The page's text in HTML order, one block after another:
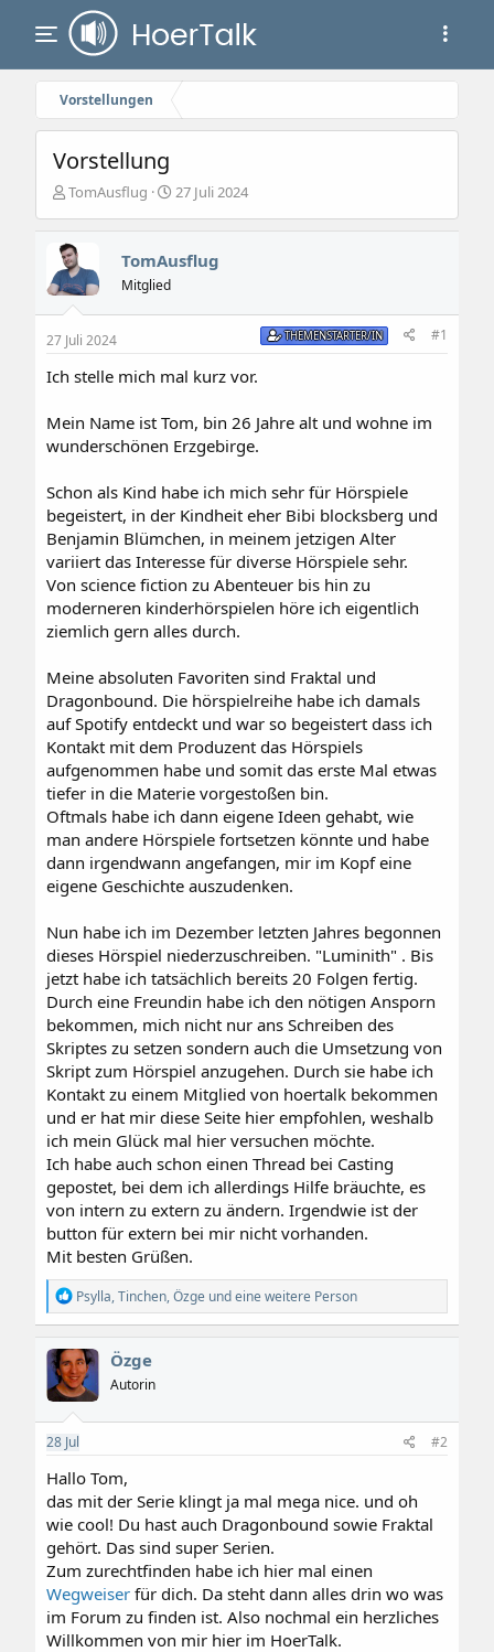
Vorstellungen
Vorstellung
E
s
t
e
l
r
TomAusflug
E
s
e
m
27 Juli 2024
TomAusflug
Mitglied
27 Juli 2024 THEMENSTARTER/IN #1
Ich stelle mich mal kurz vor.
Mein Name ist Tom, bin 26 Jahre alt und wohne im
wunderschönen Erzgebirge.
Schon als Kind habe ich mich sehr für Hörspiele
begeistert, in der Kindheit eher Bibi blocksberg und
Benjamin Blümchen, in meinem jetzigen Alter
variiert das Interesse für diverse Hörspiele sehr.
Von science fiction zu Abenteuer bis hin zu
moderneren kinderhörspielen höre ich eigentlich
ziemlich gern alles durch.
Meine absoluten Favoriten sind Fraktal und
Dragonbound. Die hörspielreihe habe ich damals
auf Spotify entdeckt und war so begeistert dass ich
Kontakt mit dem Produzent das Hörspiels
aufgenommen habe und somit das erste Mal etwas
tiefer in die Materie vorgestoßen bin.
Oftmals habe ich dann eigene Ideen gehabt, wie
man andere Hörspiele fortsetzen könnte und habe
dann irgendwann angefangen, mir im Kopf eine
eigene Geschichte auszudenken.
Nun habe ich im Dezember letzten Jahres begonnen
dieses Hörspiel niederzuschreiben. "Luminith" . Bis
jetzt habe ich tatsächlich bereits 20 Folgen fertig.
Durch eine Freundin habe ich den nötigen Ansporn
bekommen, mich nicht nur ans Schreiben des
Skriptes zu setzen sondern auch die Umsetzung von
Skript zum Hörspiel anzugehen. Durch sie habe ich
Kontakt zu einem Mitglied von hoertalk bekommen
und er hat mir diese Seite hier empfohlen, weshalb
ich mein Glück mal hier versuchen möchte.
Ich habe auch schon einen Thread bei Casting
gepostet, bei dem ich allerdings Hilfe bräuchte, es
von intern zu extern zu ändern. Irgendwie ist der
button für extern bei mir nicht vorhanden.
Mit besten Grüßen.
R
e
a
k
t
i
o
n
e
n
Psylla,Tinchen,Özge und eine weitere Person
Özge
Autorin
28 Jul #2
Hallo Tom,
das mit der Serie klingt ja mal mega nice. und oh
wie cool! Du hast auch Dragonbound sowie Fraktal
gehört. Das sind super Serien.
Zum zurechtfinden habe ich hier mal einen
Wegweiser für dich. Da steht dann alles drin wo was
im Forum zu finden ist. Also nochmal ein herzliches
Willkommen von mir hier im HoerTalk.